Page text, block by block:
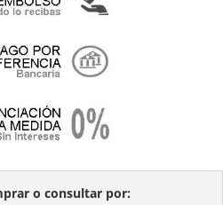
o consultar por: